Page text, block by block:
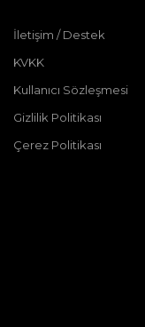
İletişim / Destek
KVKK
Kullanıcı Sözleşmesi
Gizlilik Politikası
Çerez Politikası